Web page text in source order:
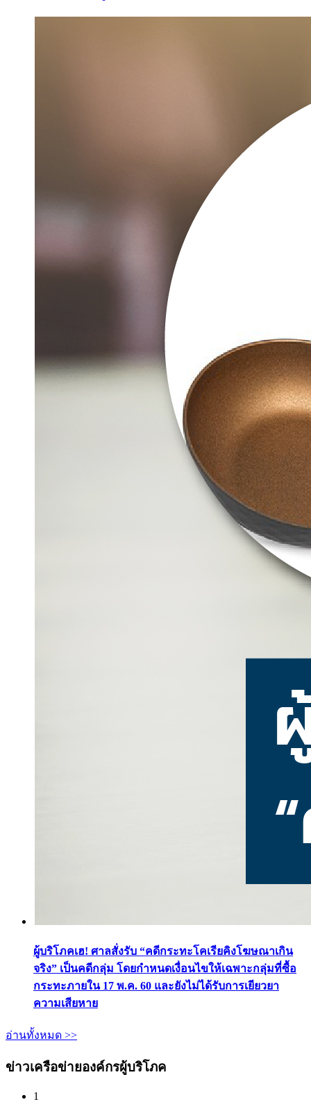
ผู้บริโภคเฮ! ศาลสั่งรับ “คดีกระทะโคเรียคิงโฆษณาเกิน
จริง” เป็นคดีกลุ่ม โดยกำหนดเงื่อนไขให้เฉพาะกลุ่มที่ซื้อ
กระทะภายใน 17 พ.ค. 60 และยังไม่ได้รับการเยียวยา
ความเสียหาย
อ่านทั้งหมด >>
ข่าวเครือข่ายองค์กรผู้บริโภค
1